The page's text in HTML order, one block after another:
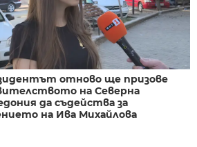
отново ще призове
на Северна
да съдейства за
на Ива Михайлова